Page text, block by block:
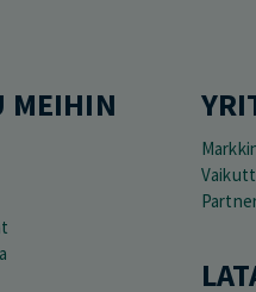
MEIHIN